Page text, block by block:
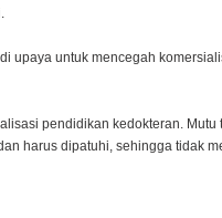
upaya untuk mencegah
pendidikan kedokteran. Mutu
harus dipatuhi, sehingga tidak